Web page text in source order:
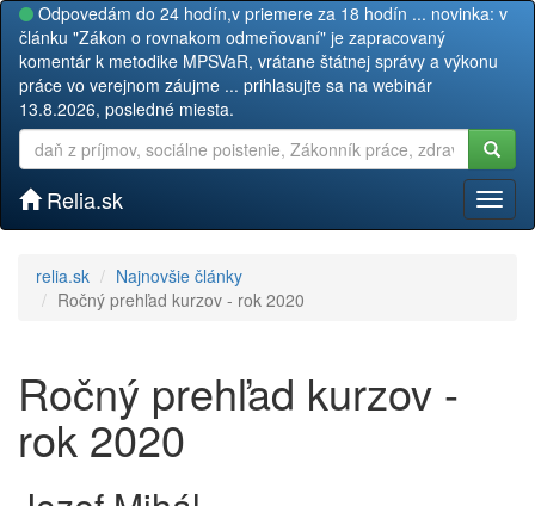
Odpovedám do 24 hodín,v priemere za 18 hodín ... novinka: v
článku "Zákon o rovnakom odmeňovaní" je zapracovaný
komentár k metodike MPSVaR, vrátane štátnej správy a výkonu
práce vo verejnom záujme ... prihlasujte sa na webinár
13.8.2026, posledné miesta.
Relia.sk
relia.sk
Najnovšie články
Ročný prehľad kurzov - rok 2020
Ročný prehľad kurzov -
rok 2020